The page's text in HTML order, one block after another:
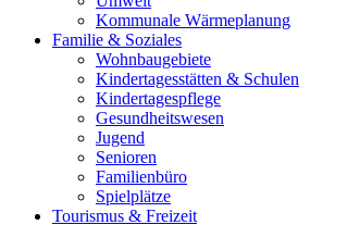
Kommunale Wärmeplanung
Familie & Soziales
Wohnbaugebiete
Kindertagesstätten & Schulen
Kindertagespflege
Gesundheitswesen
Jugend
Senioren
Familienbüro
Spielplätze
Tourismus & Freizeit